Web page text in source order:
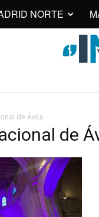
NORTE
de Ávila
de